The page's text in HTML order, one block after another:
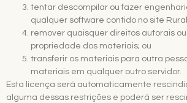
tentar descompilar ou fazer
qualquer software contido no site
remover quaisquer direitos autorais
propriedade dos materiais; ou
transferir os materiais para outra
materiais em qualquer outro servidor.
Esta licença será automaticamente
alguma dessas restrições e poderá ser